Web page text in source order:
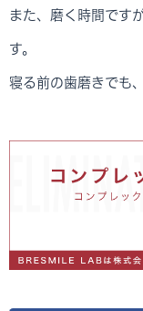
また、磨く時間です
す。
寝る前の歯磨きでも